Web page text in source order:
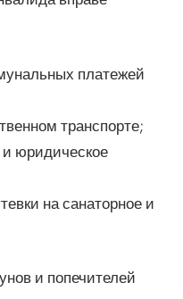
платежей
транспорте;
юридическое
на санаторное и
и попечителей